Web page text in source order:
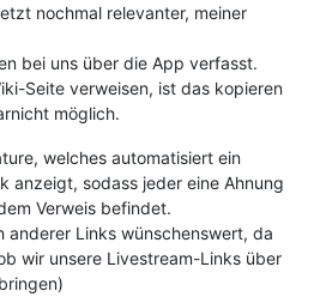
nochmal relevanter, meiner
bei uns über die App verfasst.
Seite verweisen, ist das kopieren
möglich.
welches automatisiert ein
anzeigt, sodass jeder eine Ahnung
Verweis befindet.
anderer Links wünschenswert, da
wir unsere Livestream-Links über